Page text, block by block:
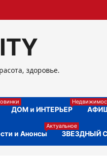
здоровье.
ДОМ и ИНТЕРЬЕР
и Анонсы
Актуальное
ЗВЕЗДНЫЙ